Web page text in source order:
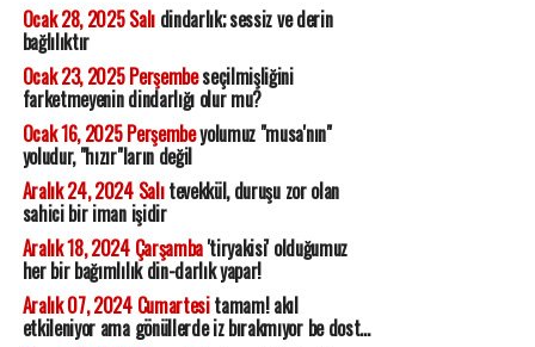
Ocak 28, 2025 Salıdindarlık; sessiz ve derin
bağlılıktır
Ocak 23, 2025 Perşembeseçilmişliğini
farketmeyenin dindarlığı olur mu?
Ocak 16, 2025 Perşembeyolumuz "musa'nın"
yoludur, "hızır"ların değil
Aralık 24, 2024 Salıtevekkül, duruşu zor olan
sahici bir iman işidir
Aralık 18, 2024 Çarşamba'tiryakisi' olduğumuz
her bir bağımlılık din-darlık yapar!
Aralık 07, 2024 Cumartesitamam! akıl
etkileniyor ama gönüllerde iz bırakmıyor be dost...